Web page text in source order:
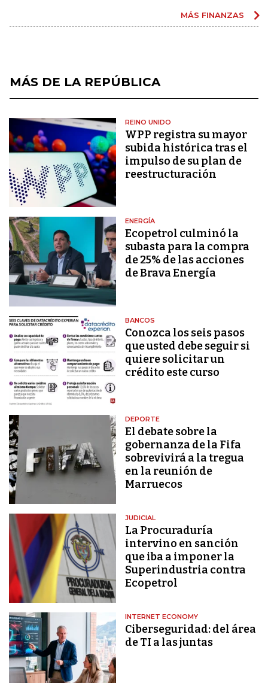
MÁS FINANZAS
MÁS DE LA REPÚBLICA
REINO UNIDO
WPP registra su mayor
subida histórica tras el
impulso de su plan de
reestructuración
ENERGÍA
Ecopetrol culminó la
subasta para la compra
de 25% de las acciones
de Brava Energía
BANCOS
Conozca los seis pasos
que usted debe seguir si
quiere solicitar un
crédito este curso
DEPORTE
El debate sobre la
gobernanza de la Fifa
sobrevivirá a la tregua
en la reunión de
Marruecos
JUDICIAL
La Procuraduría
intervino en sanción
que iba a imponer la
Superindustria contra
Ecopetrol
INTERNET ECONOMY
Ciberseguridad: del área
de TI a las juntas